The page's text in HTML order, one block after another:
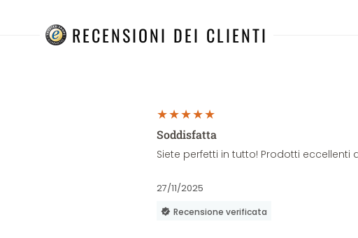
RECENSIONI DEI CLIENTI
Soddisfatta
Siete perfetti in tutto! Prodotti
27/11/2025
Recensione verificata